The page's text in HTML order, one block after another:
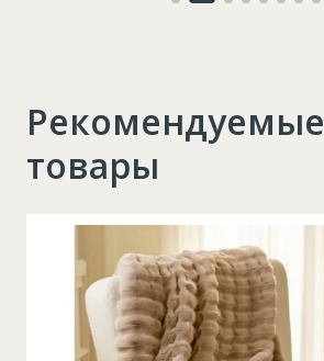
Рекомендуемые
товары